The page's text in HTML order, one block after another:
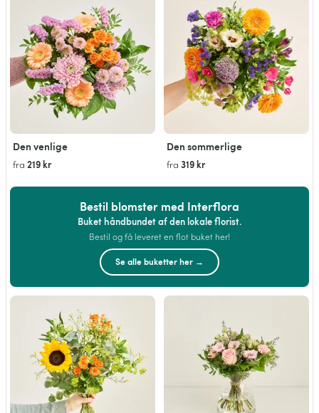
Den venlige
fra 219 kr
Den sommerlige
fra 319 kr
Bestil blomster med Interflora
Buket håndbundet af den lokale florist.
Bestil og få leveret en flot buket her!
Se alle buketter her →